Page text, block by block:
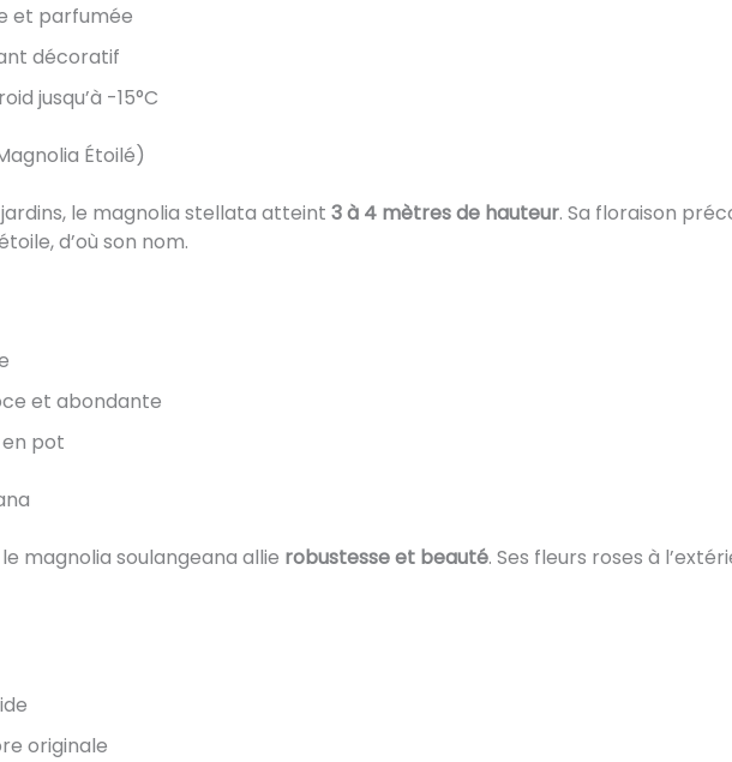
et parfumée
décoratif
jusqu’à -15°C
Étoilé)
le magnolia stellata atteint 3 à 4 mètres de hauteur. Sa floraison
d’où son nom.
et abondante
pot
magnolia soulangeana allie robustesse et beauté. Ses fleurs roses à
originale